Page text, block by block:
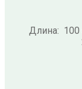
Длина: 100